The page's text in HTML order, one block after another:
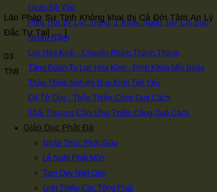
Quán Đề Yếu
Phật Hỏi Di Lặc Trong 1 Khảy Ngón Tay Có Bao
Nhiêu Niệm
Lục Hòa Kính - Chuyển Phàm Thành Thánh
Tăng Đoàn Tu Lục Hòa Kính - Định Khóa Mỗi Ngày
Thập Thiện Nghiệp Đạo Kinh Tiết Yếu
Đệ Tử Quy - Thập Thiện Công Quá Cách
Thái Thượng Cảm Ứng Thiên Công Quá Cách
Giáo Dục Phật Đà
Nhận Thức Phật Giáo
Lễ Nghi Phật Môn
Tam Quy Ngũ Giới
Giới Thiệu Các Tông Phái
Lão Pháp Sư Tịnh Không khai thị Cả Đời Tâm An Lý
Đắc Tự Tại[ .... ]
03
Th8